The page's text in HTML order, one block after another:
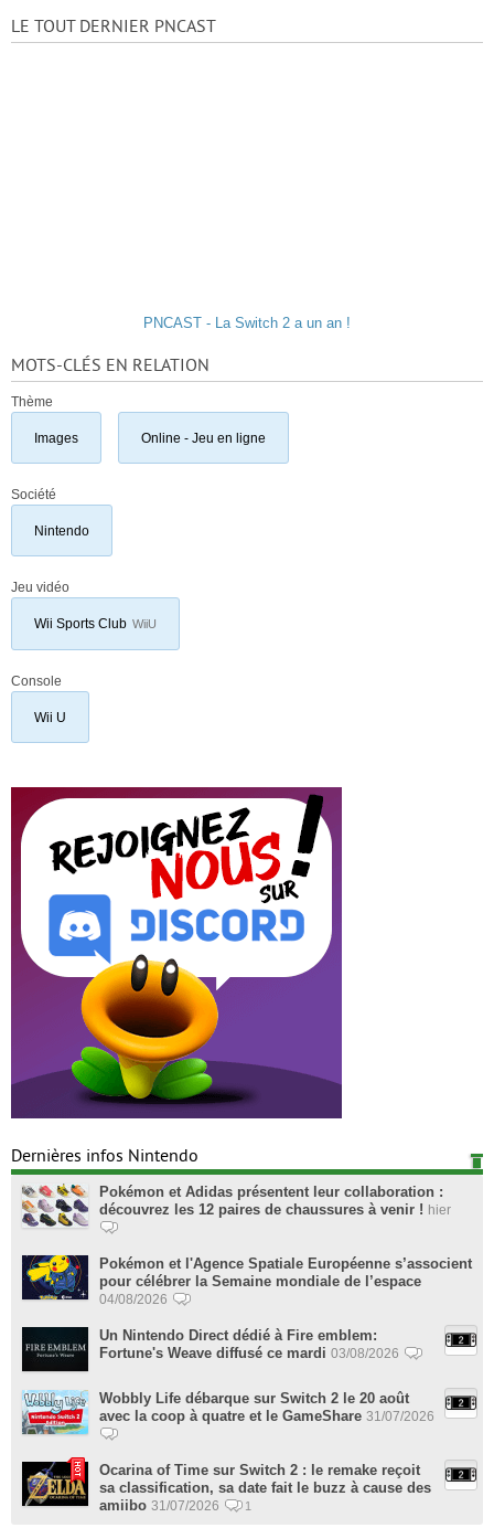
LE TOUT DERNIER PNCAST
PNCAST - La Switch 2 a un an !
MOTS-CLÉS EN RELATION
Thème
Images Online - Jeu en ligne
Société
Nintendo
Jeu vidéo
Wii Sports Club WiiU
Console
Wii U
Dernières infos Nintendo
Pokémon et Adidas présentent leur collaboration :
découvrez les 12 paires de chaussures à venir ! hier
Pokémon et l'Agence Spatiale Européenne s’associent
pour célébrer la Semaine mondiale de l’espace
04/08/2026
Un Nintendo Direct dédié à Fire emblem:
Fortune's Weave diffusé ce mardi 03/08/2026
Wobbly Life débarque sur Switch 2 le 20 août
avec la coop à quatre et le GameShare 31/07/2026
Ocarina of Time sur Switch 2 : le remake reçoit
sa classification, sa date fait le buzz à cause des
amiibo 31/07/2026 1